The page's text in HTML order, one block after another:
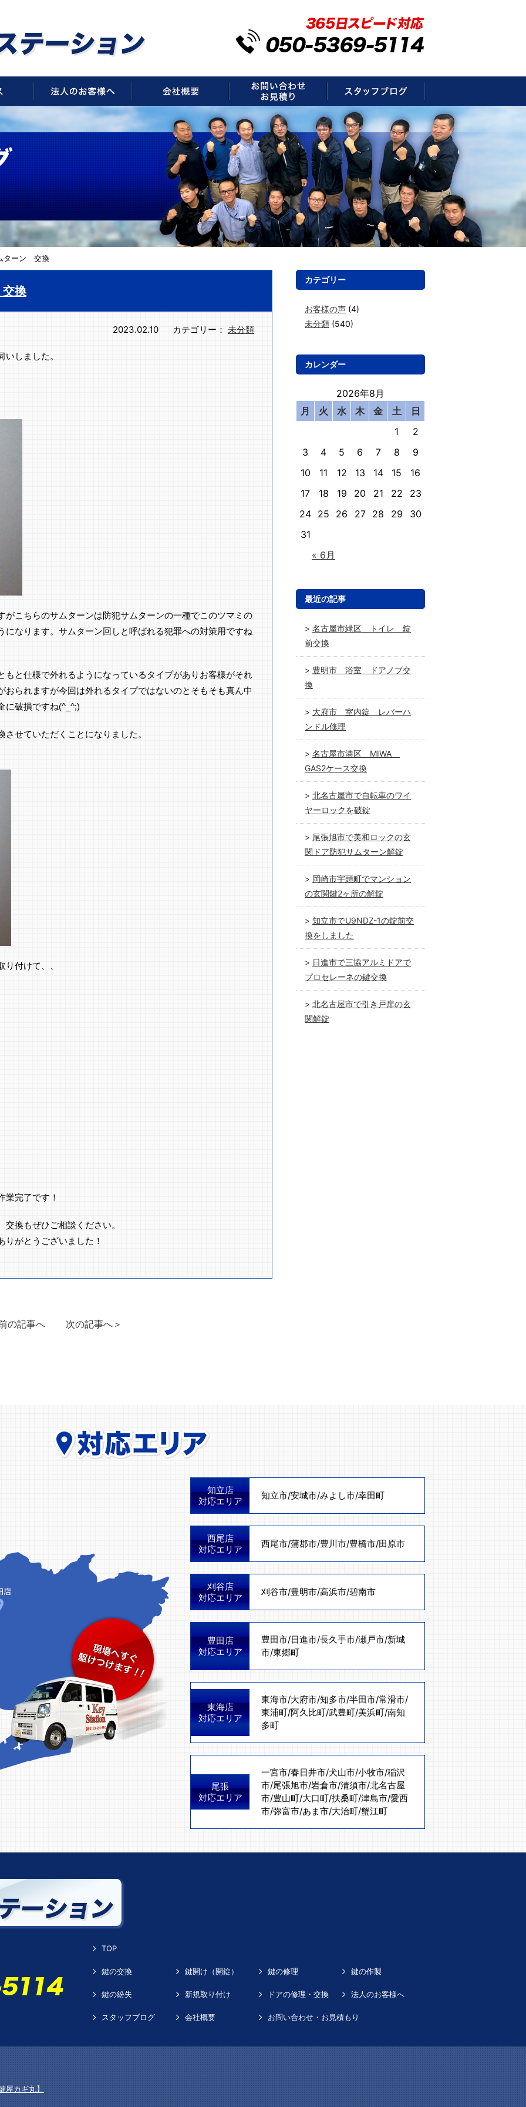
サービス 法人のお客様へ 会社概要 お問い合わせ・お見積もり
ーン 交換
換
2023.02.10 カテゴリー： 未分類
しました。
がこちらのサムターンは防犯サムターンの一種でこのツマミの
になります。サムターン回しと呼ばれる犯罪への対策用ですね
もと仕様で外れるようになっているタイプがありお客様がそれ
おられますが今回は外れるタイプではないのとそもそも真ん中
に破損ですね(^_^;)
せていただくことになりました。
付けて、、
業完了です！
換もぜひご相談ください。
がとうございました！
の記事へ 次の記事へ＞
カテゴリー
お客様の声 (4)
未分類 (540)
カレンダー
2026年8月
月
火 水 木 金 土 日
« 6月
1
2
3
4 5 6 7 8
9
10
11 12 13 14 15
16
17
18 19 20 21 22
23
24 25 26 27 28 29
30
31
最近の記事
名古屋市緑区 トイレ 錠
前交換
豊明市 浴室 ドアノブ交
換
大府市 室内錠 レバーハ
ンドル修理
名古屋市港区 MIWA
GAS2ケース交換
北名古屋市で自転車のワイ
ヤーロックを破錠
尾張旭市で美和ロックの玄
関ドア防犯サムターン解錠
岡崎市宇頭町でマンション
の玄関鍵2ヶ所の解錠
知立市でU9NDZ-1の錠前交
換をしました
日進市で三協アルミドアで
プロセレーネの鍵交換
北名古屋市で引き戸扉の玄
関解錠
知立店
対応エリア
知立市/安城市/みよし市/幸田町
西尾店
対応エリア
西尾市/蒲郡市/豊川市/豊橋市/田原市
刈谷店
対応エリア
刈谷市/豊明市/高浜市/碧南市
豊田店
対応エリア
豊田市/日進市/長久手市/瀬戸市/新城
市/東郷町
東海店
対応エリア
東海市/大府市/知多市/半田市/常滑市/
東浦町/阿久比町/武豊町/美浜町/南知
多町
尾張
対応エリア
一宮市/春日井市/犬山市/小牧市/稲沢
市/尾張旭市/岩倉市/清須市/北名古屋
市/豊山町/大口町/扶桑町/津島市/愛西
市/弥富市/あま市/大治町/蟹江町
TOP
鍵の交換 鍵開け（開錠） 鍵の修理 鍵の作製
鍵の紛失 新規取り付け ドアの修理・交換 法人のお客様へ
スタッフブログ 会社概要 お問い合わせ・お見積もり
屋カギ丸】